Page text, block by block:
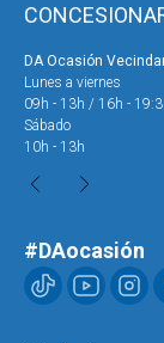
DA Ocasión
Lunes a viernes
09h - 13h / 16h -
Sábado
10h - 13h
#DAocasión